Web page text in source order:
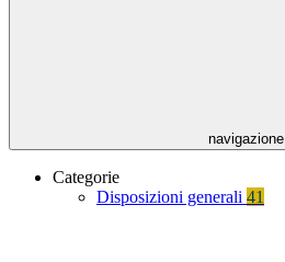
navigazione
Categorie
Disposizioni generali 41